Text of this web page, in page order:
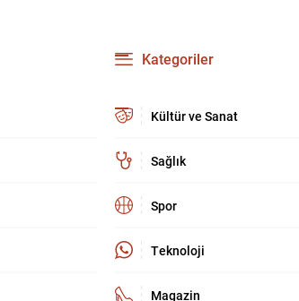
Kategoriler
Kültür ve Sanat
Sağlık
Spor
Teknoloji
Magazin